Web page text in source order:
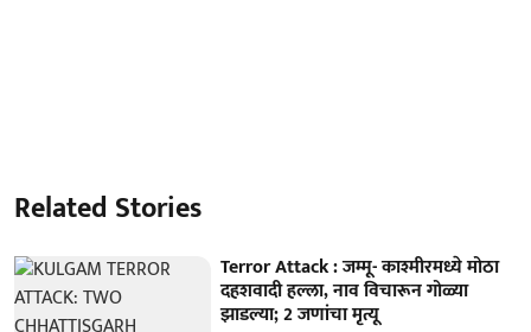
Related Stories
Terror Attack : जम्मू- काश्मीरमध्ये मोठा
दहशवादी हल्ला, नाव विचारून गोळ्या
झाडल्या; 2 जणांचा मृत्यू